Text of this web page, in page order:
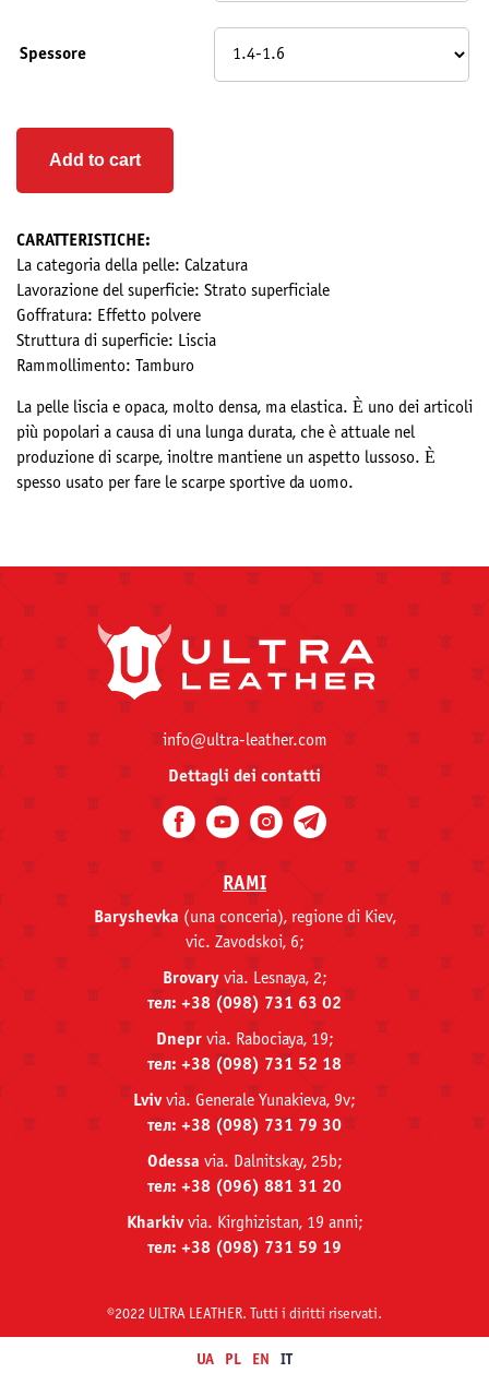
UA PL EN IT
Spessore
Add to cart
СARATTERISTICHE:
La categoria della pelle: Calzatura
Lavorazione del superficie: Strato superficiale
Goffratura: Effetto polvere
Struttura di superficie: Liscia
Rammollimento: Tamburo
La pelle liscia e opaca, molto densa, ma elastica. È uno dei articoli
più popolari a causa di una lunga durata, che è attuale nel
produzione di scarpe, inoltre mantiene un aspetto lussoso. È
spesso usato per fare le scarpe sportive da uomo.
info@ultra-leather.com
Dettagli dei contatti
RAMI
Baryshevka (una conceria), regione di Kiev,
viс. Zavodskoi, 6;
Brovaryvia. Lesnaya, 2;
тел: +38 (098) 731 63 02
Dneprvia. Rabociaya, 19;
тел: +38 (098) 731 52 18
Lvivvia. Generale Yunakieva, 9v;
тел: +38 (098) 731 79 30
Odessa via. Dalnitskay, 25b;
тел: +38 (096) 881 31 20
Kharkivvia. Kirghizistan, 19 anni;
тел: +38 (098) 731 59 19
©2022 ULTRA LEATHER. Tutti i diritti riservati.